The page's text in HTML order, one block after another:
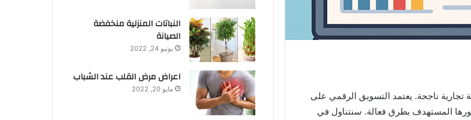
ناجحة. يعتمد التسويق الرقمي على
المستهدف بطرق فعالة. سنتناول في
النباتات المنزلية منخفضة
الصيانة
يونيو 24, 2022
اعراض مرض القلب عند الشباب
مايو 20, 2022